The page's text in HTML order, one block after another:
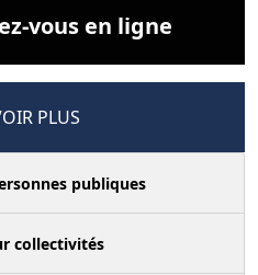
vous en ligne
PLUS
publiques
collectivités